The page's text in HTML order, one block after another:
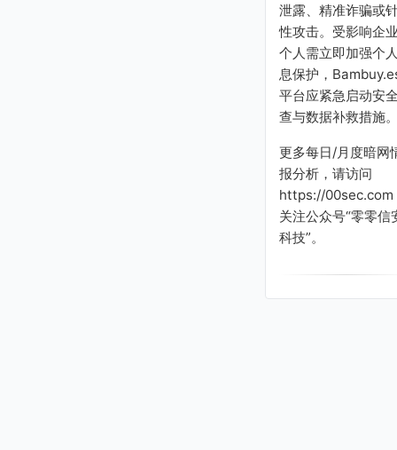
泄露、精准诈骗或
性攻击。受影响企
个人需立即加强个
息保护，
平台应紧急启动安
查与数据补救措施
更多每日/月度暗网
报分析，请访问
https://00sec.com
关注公众号“零零信
科技”。